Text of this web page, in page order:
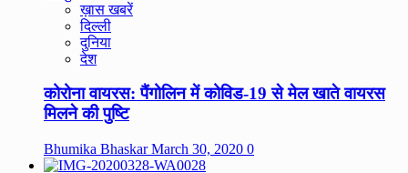
ख़ास खबरें
दिल्ली
दुनिया
देश
कोरोना वायरस: पैंगोलिन में कोविड-19 से मेल खाते वायरस
मिलने की पुष्टि
Bhumika BhaskarMarch 30, 2020 0